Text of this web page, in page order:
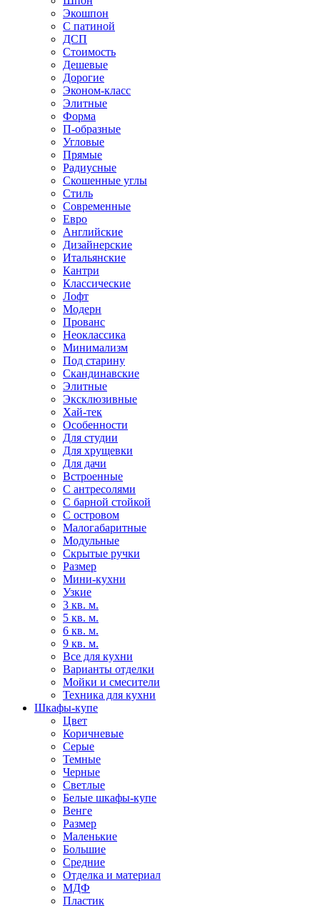
Экошпон
С патиной
ДСП
Стоимость
Дешевые
Дорогие
Эконом-класс
Элитные
Форма
П-образные
Угловые
Прямые
Радиусные
Скошенные углы
Стиль
Современные
Евро
Английские
Дизайнерские
Итальянские
Кантри
Классические
Лофт
Модерн
Прованс
Неоклассика
Минимализм
Под старину
Скандинавские
Элитные
Эксклюзивные
Хай-тек
Особенности
Для студии
Для хрущевки
Для дачи
Встроенные
С антресолями
С барной стойкой
С островом
Малогабаритные
Модульные
Скрытые ручки
Размер
Мини-кухни
Узкие
3 кв. м.
5 кв. м.
6 кв. м.
9 кв. м.
Все для кухни
Варианты отделки
Мойки и смесители
Техника для кухни
Шкафы-купе
Цвет
Коричневые
Серые
Темные
Черные
Светлые
Белые шкафы-купе
Венге
Размер
Маленькие
Большие
Средние
Отделка и материал
МДФ
Пластик